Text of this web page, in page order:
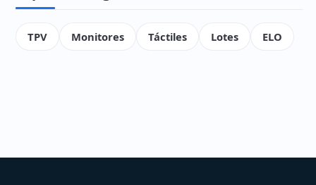
TPV Monitores Táctiles Lotes ELO